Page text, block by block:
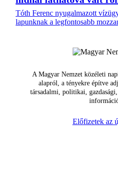
Tóth Ferenc nyugalmazott
lapunknak a legfontosabb
A Magyar Nemzet közéleti
alapról, a tényekre építve
társadalmi, politikai,
Előfizetek az